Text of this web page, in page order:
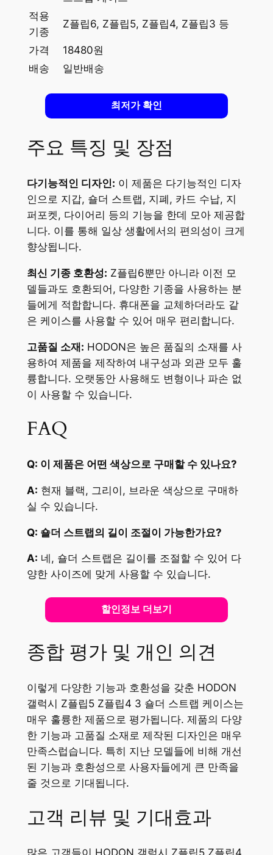
적용
기종
Z플립6, Z플립5, Z플립4, Z플립3 등
가격
18480원
배송
일반배송
최저가 확인
주요 특징 및 장점
다기능적인 디자인: 이 제품은 다기능적인 디자
인으로 지갑, 숄더 스트랩, 지폐, 카드 수납, 지
퍼포켓, 다이어리 등의 기능을 한데 모아 제공합
니다. 이를 통해 일상 생활에서의 편의성이 크게
향상됩니다.
최신 기종 호환성: Z플립6뿐만 아니라 이전 모
델들과도 호환되어, 다양한 기종을 사용하는 분
들에게 적합합니다. 휴대폰을 교체하더라도 같
은 케이스를 사용할 수 있어 매우 편리합니다.
고품질 소재: HODON은 높은 품질의 소재를 사
용하여 제품을 제작하여 내구성과 외관 모두 훌
륭합니다. 오랫동안 사용해도 변형이나 파손 없
이 사용할 수 있습니다.
FAQ
Q: 이 제품은 어떤 색상으로 구매할 수 있나요?
A: 현재 블랙, 그리이, 브라운 색상으로 구매하
실 수 있습니다.
Q: 숄더 스트랩의 길이 조절이 가능한가요?
A: 네, 숄더 스트랩은 길이를 조절할 수 있어 다
양한 사이즈에 맞게 사용할 수 있습니다.
할인정보 더보기
종합 평가 및 개인 의견
이렇게 다양한 기능과 호환성을 갖춘 HODON
갤럭시 Z플립5 Z플립4 3 숄더 스트랩 케이스는
매우 훌륭한 제품으로 평가됩니다. 제품의 다양
한 기능과 고품질 소재로 제작된 디자인은 매우
만족스럽습니다. 특히 지난 모델들에 비해 개선
된 기능과 호환성으로 사용자들에게 큰 만족을
줄 것으로 기대됩니다.
고객 리뷰 및 기대효과